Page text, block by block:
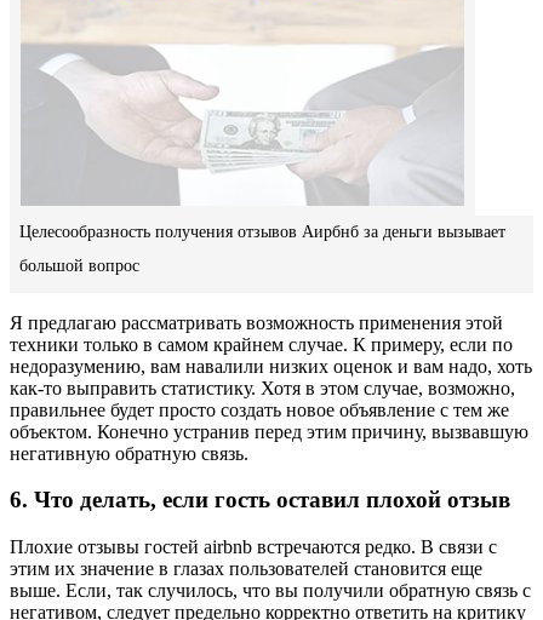
Целесообразность получения отзывов Аирбнб за деньги вызывает
большой вопрос
Я предлагаю рассматривать возможность применения этой
техники только в самом крайнем случае. К примеру, если по
недоразумению, вам навалили низких оценок и вам надо, хоть
как-то выправить статистику. Хотя в этом случае, возможно,
правильнее будет просто создать новое объявление с тем же
объектом. Конечно устранив перед этим причину, вызвавшую
негативную обратную связь.
6. Что делать, если гость оставил плохой отзыв
Плохие отзывы гостей airbnb встречаются редко. В связи с
этим их значение в глазах пользователей становится еще
выше. Если, так случилось, что вы получили обратную связь с
негативом, следует предельно корректно ответить на критику